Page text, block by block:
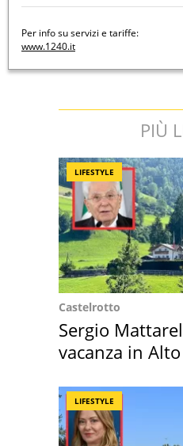
Per info su servizi e tariffe:
www.1240.it
PIÙ
LIFESTYLE
Castelrotto
Sergio
vacanza in
LIFESTYLE